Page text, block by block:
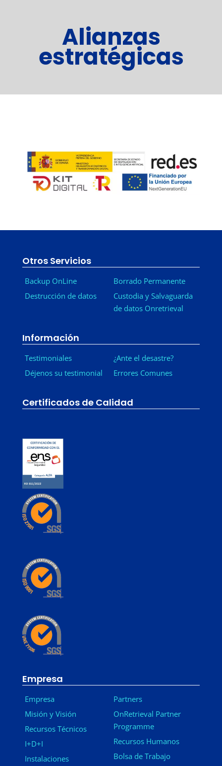
Alianzas
estratégicas
Otros Servicios
Backup OnLine
Destrucción de datos
Borrado Permanente
Custodia y Salvaguarda
de datos Onretrieval
Información
Testimoniales
Déjenos su testimonial
¿Ante el desastre?
Errores Comunes
Certificados de Calidad
Empresa
Empresa
Misión y Visión
Recursos Técnicos
I+D+I
Instalaciones
Partners
OnRetrieval Partner
Programme
Recursos Humanos
Bolsa de Trabajo